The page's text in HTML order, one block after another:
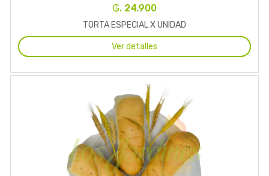
₲. 24.900
TORTA ESPECIAL X UNIDAD
Ver detalles